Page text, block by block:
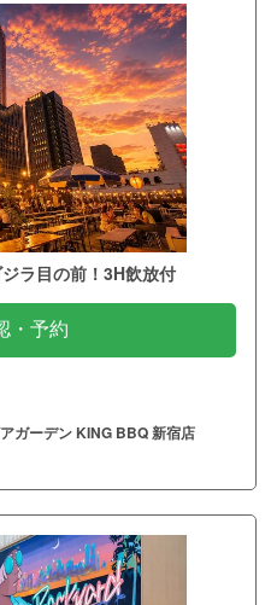
ラ目の前！3H飲放付
・予約
ガーデン KING BBQ 新宿店